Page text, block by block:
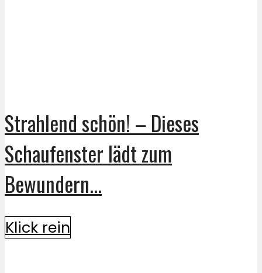
Strahlend schön! – Dieses
Schaufenster lädt zum
Bewundern...
Klick rein